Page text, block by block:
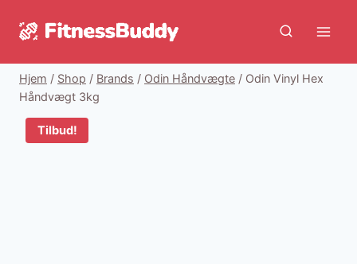
Hjem / Shop / Brands / Odin Håndvægte / Odin Vinyl Hex
Håndvægt 3kg
Tilbud!